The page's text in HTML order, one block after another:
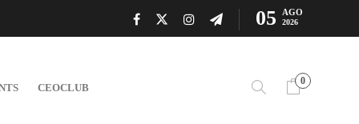
05 AGO
2026
CEOCLUB
0